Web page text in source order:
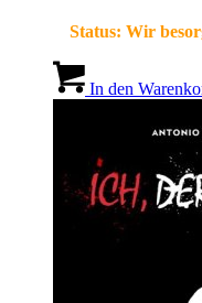
Status: Wir
In den